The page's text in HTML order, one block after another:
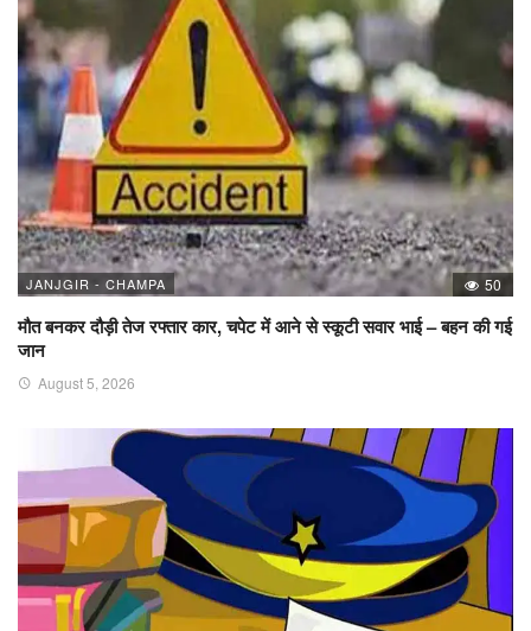
JANJGIR - CHAMPA 50
मौत बनकर दौड़ी तेज रफ्तार कार, चपेट में आने से स्कूटी सवार भाई – बहन की गई
जान
August 5, 2026